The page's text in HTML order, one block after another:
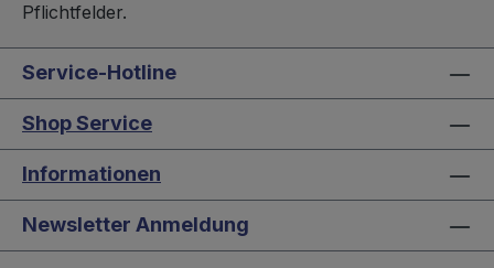
Pflichtfelder.
Service-Hotline
Shop Service
Informationen
Newsletter Anmeldung